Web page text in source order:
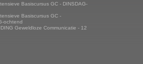
Basiscursus GC - DINSDAG-
Basiscursus GC -
ochtend
Geweldloze Communicatie - 12